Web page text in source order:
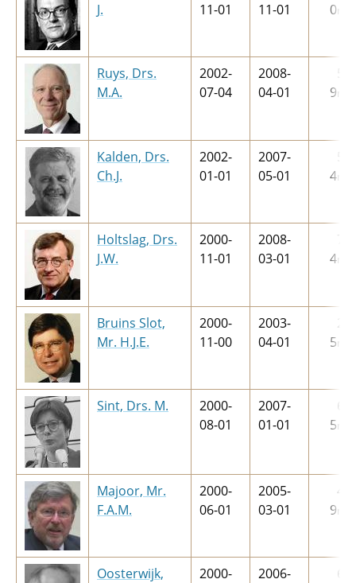
J.
11-01
11-01
0m
Ruys, Drs.
M.A.
2002-
07-04
2008-
04-01
9m
Kalden, Drs.
Ch.J.
2002-
01-01
2007-
05-01
4m
Holtslag, Drs.
J.W.
2000-
11-01
2008-
03-01
7
4m
Bruins Slot,
Mr. H.J.E.
2000-
11-00
2003-
04-01
2
5m
Sint, Drs. M.
2000-
08-01
2007-
01-01
6
5m
Majoor, Mr.
F.A.M.
2000-
06-01
2005-
03-01
4
9m
Oosterwijk,
2000-
2006-
6